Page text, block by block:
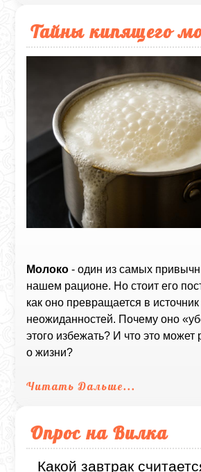
Тайны кипящего
Молоко - один из самых
нашем рационе. Но стоит его
как оно превращается в источник
неожиданностей. Почему оно
этого избежать? И что это может
о жизни?
Читать Дальше...
Опрос на Вилка
Какой завтрак